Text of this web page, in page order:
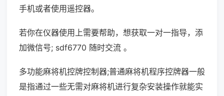
手机或者使用遥控器。
若你在仪器使用上需要帮助，想获取一对一指导，添
加微信号; sdf6770 随时交流 。
多功能麻将机控牌控制器;普通麻将机程序控牌器一般
是指通过一些无需对麻将机进行复杂安装操作就能实